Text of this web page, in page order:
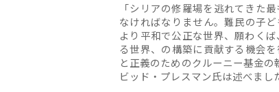
「シリアの修羅場を逃れてきた
なければなりません。難民の子
より平和で公正な世界、願わく
る世界、の構築に貢献する機会
と正義のためのクルーニー基金
ビッド・プレスマン氏は述べまし